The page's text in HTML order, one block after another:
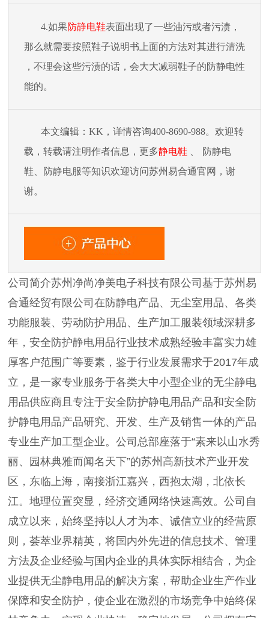
4.如果防静电鞋表面出现了一些油污或者污渍，
那么就需要按照鞋子说明书上面的方法对其进行清洗
， 不理会这些污渍的话，会大大减弱鞋子的防静电性
能的。
本文编辑： KK，详情咨询400-8690-988。欢迎转
载，转载请注明作者信息，更多静电鞋
防静电
鞋 、防静电服等知识欢迎访问苏州易合通官网，谢
谢。
公司简介苏州净尚净美电子科技有限公司基于苏州易
合通经贸有限公司在防静电产品、无尘室用品、各类
功能服装、劳动防护用品、生产加工服装领域深耕多
年，安全防护静电用品行业技术成熟经验丰富实力雄
厚客户范围广等要素，鉴于行业发展需求于2017年成
立，是一家专业服务于各类大中小型企业的无尘静电
用品供应商且专注于安全防护静电用品产品和安全防
护静电用品产品研究、开发、生产及销售一体的产品
专业生产加工型企业。公司总部座落于“素来以山水秀
丽、园林典雅而闻名天下”的苏州高新技术产业开发
区，东临上海，南接浙江嘉兴，西抱太湖，北依长
江。地理位置突显，经济交通网络快速高效。公司自
成立以来，始终坚持以人才为本、诚信立业的经营原
则，荟萃业界精英，将国内外先进的信息技术、管理
方法及企业经验与国内企业的具体实际相结合，为企
业提供无尘静电用品的解决方案，帮助企业生产作业
保障和安全防护，使企业在激烈的市场竞争中始终保